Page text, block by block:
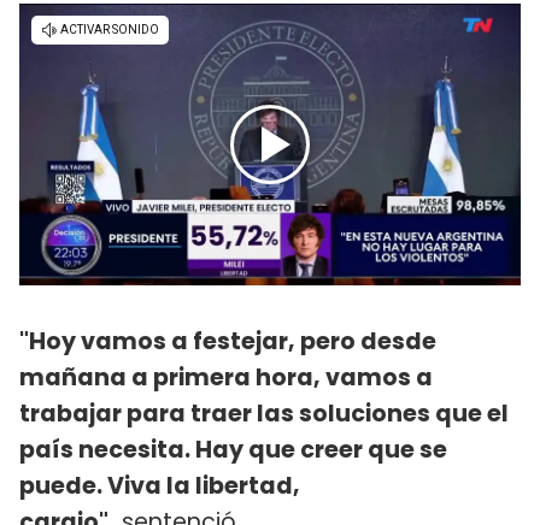
"Hoy vamos a festejar, pero desde
mañana a primera hora, vamos a
trabajar para traer las soluciones que el
país necesita. Hay que creer que se
puede. Viva la libertad,